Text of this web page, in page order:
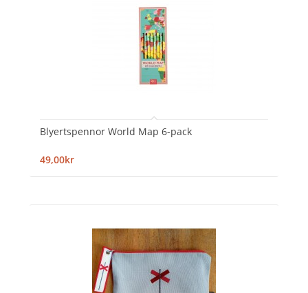
Blyertspennor World Map 6-pack
49,00kr